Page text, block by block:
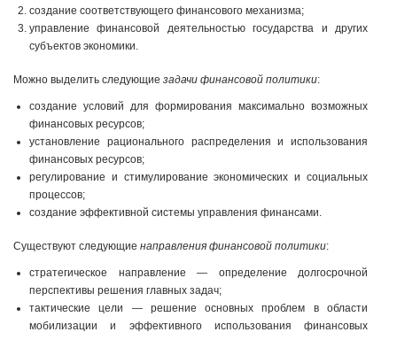
создание соответствующего финансового механизма;
управление финансовой деятельностью государства и других
субъектов экономики.
Можно выделить следующие задачи финансовой политики:
создание условий для формирования максимально возможных
финансовых ресурсов;
установление рационального распределения и использования
финансовых ресурсов;
регулирование и стимулирование экономических и социальных
процессов;
создание эффективной системы управления финансами.
Существуют следующие направления финансовой политики:
стратегическое направление — определение долгосрочной
перспективы решения главных задач;
тактические цели — решение основных проблем в области
мобилизации и эффективного использования финансовых